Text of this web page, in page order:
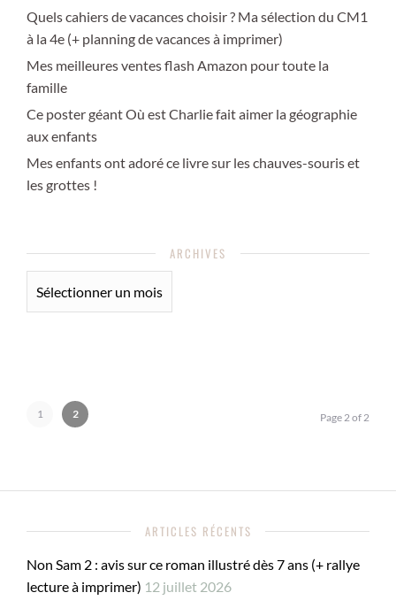
Quels cahiers de vacances choisir ? Ma sélection du CM1
à la 4e (+ planning de vacances à imprimer)
Mes meilleures ventes flash Amazon pour toute la
famille
Ce poster géant Où est Charlie fait aimer la géographie
aux enfants
Mes enfants ont adoré ce livre sur les chauves-souris et
les grottes !
ARCHIVES
ARCHIVES
1 2 Page 2 of 2
ARTICLES RÉCENTS
Non Sam 2 : avis sur ce roman illustré dès 7 ans (+ rallye
lecture à imprimer) 12 juillet 2026